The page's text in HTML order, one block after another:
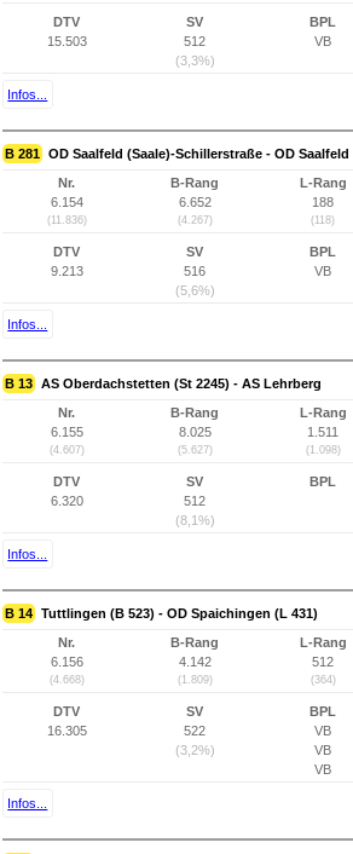
DTV
15.503
SV
512
(3,3%)
BPL
VB
Infos...
B 281 OD Saalfeld (Saale)-Schillerstraße - OD
Nr.
6.154
(11.836)
B-Rang
6.652
(4.267)
L-Rang
188
(118)
DTV
9.213
SV
516
(5,6%)
BPL
VB
Infos...
B 13 AS Oberdachstetten (St 2245) - AS Lehrberg
Nr.
6.155
(4.607)
B-Rang
8.025
(5.627)
L-Rang
1.511
(1.098)
DTV
6.320
SV
512
(8,1%)
BPL
Infos...
B 14 Tuttlingen (B 523) - OD Spaichingen (L 431)
Nr.
6.156
(4.668)
B-Rang
4.142
(1.809)
L-Rang
512
(364)
DTV
16.305
SV
522
(3,2%)
BPL
VB
VB
VB
Infos...